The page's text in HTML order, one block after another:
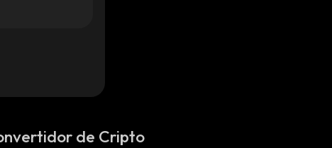
de Cripto